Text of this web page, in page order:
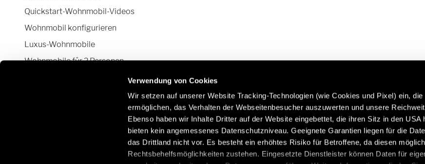
Verwendung von Cookies
Wir setzen auf unserer Website Tracking-Technologien (wie Cookies und Pixel) ein, die
ermöglichen, das Verhalten der Webseitenbesucher auszuwerten und unsere
Ebenso haben wir Inhalte Dritter auf der Website eingebettet, die ihren Sitz in den USA
bieten kein angemessenes Datenschutzniveau. Geeignete Garantien liegen für die
das Drittland nicht vor. Es besteht ein erhöhtes Risiko für Betroffene, da diesen
Rechtsbehelfsmöglichkeiten zustehen. Eingesetzte Dienstleister können Daten für
Quickstart-Wohnmobil-Videos
Wohnmobil konfigurieren
Luxus-Wohnmobile
Wohnmobile für 2 Personen
Bleiben Sie mit uns über soziale Netzwerke in
Erfahren Sie mehr über Hymer
Originalteile & Zubehör:
/ch/de/service/originalteile-
zubehoer
Caravans in Premium-
https://